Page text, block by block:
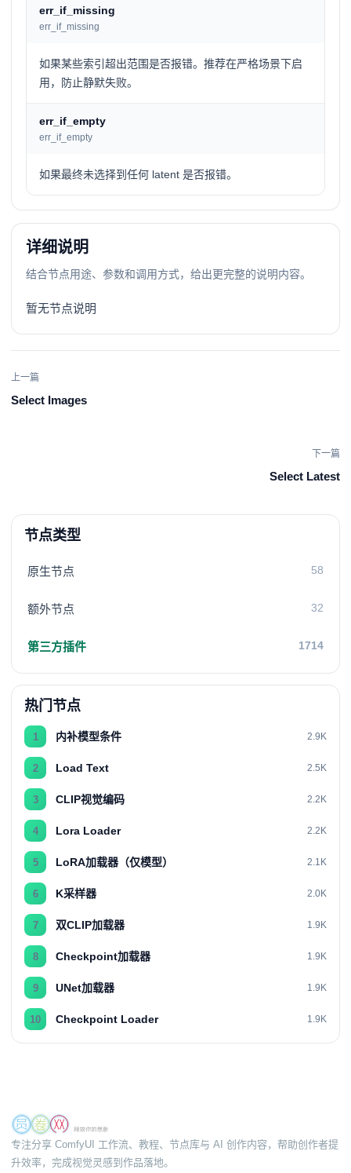
err_if_missing
err_if_missing
如果某些索引超出范围是否报错。推荐在严格场景下启
用，防止静默失败。
err_if_empty
err_if_empty
如果最终未选择到任何 latent 是否报错。
详细说明
结合节点用途、参数和调用方式，给出更完整的说明内容。
暂无节点说明
上一篇
Select Images
下一篇
Select Latest
节点类型
原生节点 58
额外节点 32
第三方插件 1714
热门节点
1 内补模型条件 2.9K
2 Load Text 2.5K
3 CLIP视觉编码 2.2K
4 Lora Loader 2.2K
5 LoRA加载器（仅模型） 2.1K
6 K采样器 2.0K
7 双CLIP加载器 1.9K
8 Checkpoint加载器 1.9K
9 UNet加载器 1.9K
10 Checkpoint Loader 1.9K
专注分享 ComfyUI 工作流、教程、节点库与 AI 创作内容，帮助创作者提
升效率，完成视觉灵感到作品落地。